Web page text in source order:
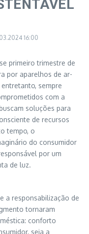
16:00
primeiro trimestre de
por aparelhos de ar-
sempre
com a
soluções para
de recursos
tempo, o
do consumidor
por um
de luz.
a responsabilização de
tornaram
conforto
seja a